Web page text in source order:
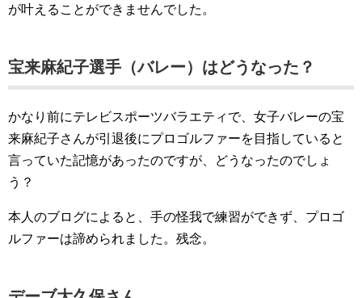
が叶えることができませんでした。
宝来麻紀子選手（バレー）はどうなった？
かなり前にテレビスポーツバラエティで、女子バレーの宝
来麻紀子さんが引退後にプロゴルファーを目指していると
言っていた記憶があったのですが、どうなったのでしょ
う？
本人のブログによると、手の怪我で練習ができず、プロゴ
ルファーは諦められました。残念。